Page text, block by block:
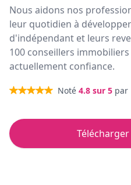
Nous aidons nos
leur quotidien à
d'indépendant et leurs
100 conseillers
actuellement confiance.
Noté 4.8 sur 5 par